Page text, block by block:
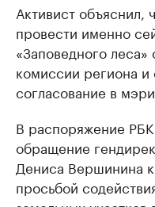
Активист объяснил,
провести именно
«Заповедного
комиссии региона и
согласование в
В распоряжение
обращение
Дениса Вершинина
просьбой